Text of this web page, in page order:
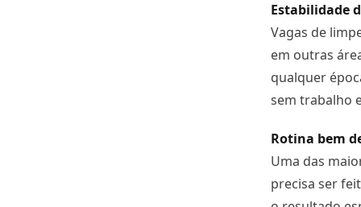
Estabilidade
Vagas de
em outras
qualquer
sem trabalho
Rotina bem
Uma das
precisa ser